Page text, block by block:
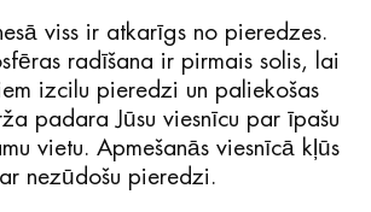
viss ir atkarīgs no pieredzes.
radīšana ir pirmais solis, lai
izcilu pieredzi un paliekošas
padara Jūsu viesnīcu par īpašu
vietu. Apmešanās viesnīcā kļūs
nezūdošu pieredzi.